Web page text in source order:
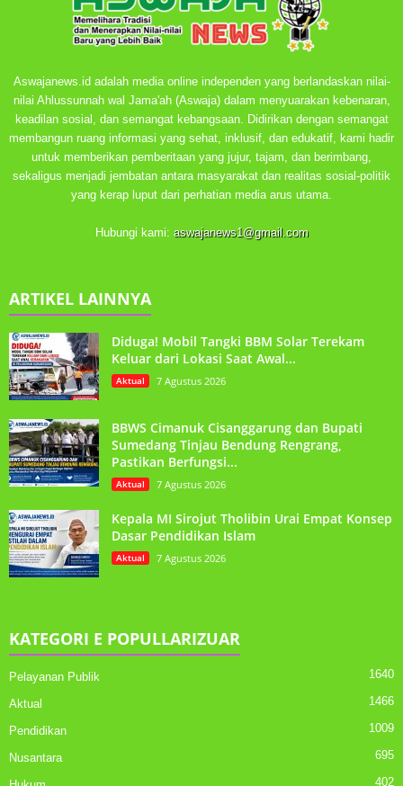
Aswajanews.id adalah media online independen yang berlandaskan nilai-
nilai Ahlussunnah wal Jama'ah (Aswaja) dalam menyuarakan kebenaran,
keadilan sosial, dan semangat kebangsaan. Didirikan dengan semangat
membangun ruang informasi yang sehat, inklusif, dan edukatif, kami hadir
untuk memberikan pemberitaan yang jujur, tajam, dan berimbang,
sekaligus menjadi jembatan antara masyarakat dan realitas sosial-politik
yang kerap luput dari perhatian media arus utama.
Hubungi kami: aswajanews1@gmail.com
ARTIKEL LAINNYA
Diduga! Mobil Tangki BBM Solar Terekam
Keluar dari Lokasi Saat Awal...
Aktual 7 Agustus 2026
BBWS Cimanuk Cisanggarung dan Bupati
Sumedang Tinjau Bendung Rengrang,
Pastikan Berfungsi...
Aktual 7 Agustus 2026
Kepala MI Sirojut Tholibin Urai Empat Konsep
Dasar Pendidikan Islam
Aktual 7 Agustus 2026
KATEGORI E POPULLARIZUAR
Pelayanan Publik 1640
Aktual 1466
Pendidikan 1009
Nusantara 695
402